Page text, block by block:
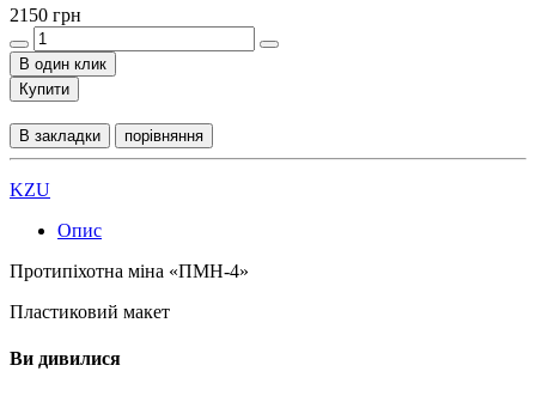
2150 грн
В один клик
Купити
В закладки порівняння
KZU
Опис
Протипіхотна міна «ПМН-4»
Пластиковий макет
Ви дивилися